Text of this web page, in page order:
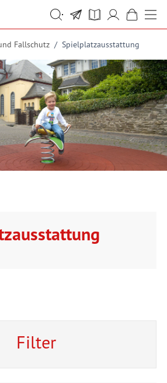
Suche
Suche
Fallschutz / Spielplatzausstattung
Filter